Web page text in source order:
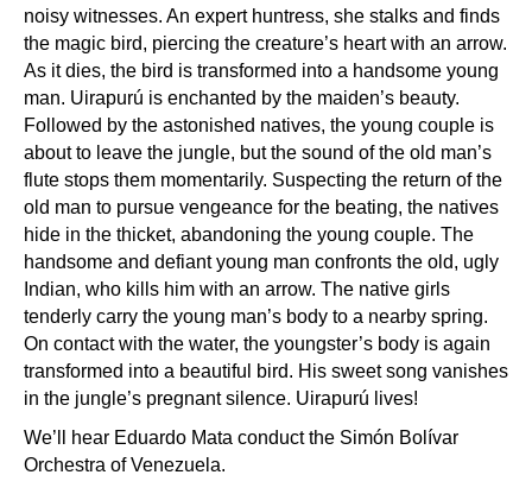
noisy witnesses. An expert huntress, she stalks and finds
the magic bird, piercing the creature’s heart with an arrow.
As it dies, the bird is transformed into a handsome young
man. Uirapurú is enchanted by the maiden’s beauty.
Followed by the astonished natives, the young couple is
about to leave the jungle, but the sound of the old man’s
flute stops them momentarily. Suspecting the return of the
old man to pursue vengeance for the beating, the natives
hide in the thicket, abandoning the young couple. The
handsome and defiant young man confronts the old, ugly
Indian, who kills him with an arrow. The native girls
tenderly carry the young man’s body to a nearby spring.
On contact with the water, the youngster’s body is again
transformed into a beautiful bird. His sweet song vanishes
in the jungle’s pregnant silence. Uirapurú lives!
We’ll hear Eduardo Mata conduct the Simón Bolívar
Orchestra of Venezuela.